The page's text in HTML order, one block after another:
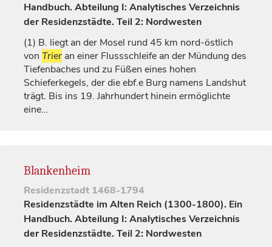
Handbuch. Abteilung I: Analytisches Verzeichnis
der Residenzstädte. Teil 2: Nordwesten
(1) B. liegt an der Mosel rund 45 km nord-östlich
von Trier an einer Flussschleife an der Mündung des
Tiefenbaches und zu Füßen eines hohen
Schieferkegels, der die ebf.e Burg namens Landshut
trägt. Bis ins 19. Jahrhunderthinein ermöglichte
eine…
Blankenheim
Residenzstadt 1468-1794
Residenzstädte im Alten Reich (1300-1800). Ein
Handbuch. Abteilung I: Analytisches Verzeichnis
der Residenzstädte. Teil 2: Nordwesten